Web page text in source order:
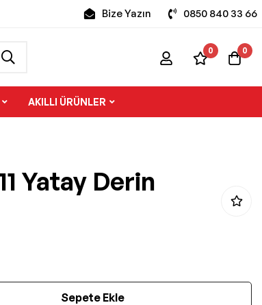
Bize Yazın 0850 840 33 66
0 0
AKILLI ÜRÜNLER
Yatay Derin
Sepete Ekle